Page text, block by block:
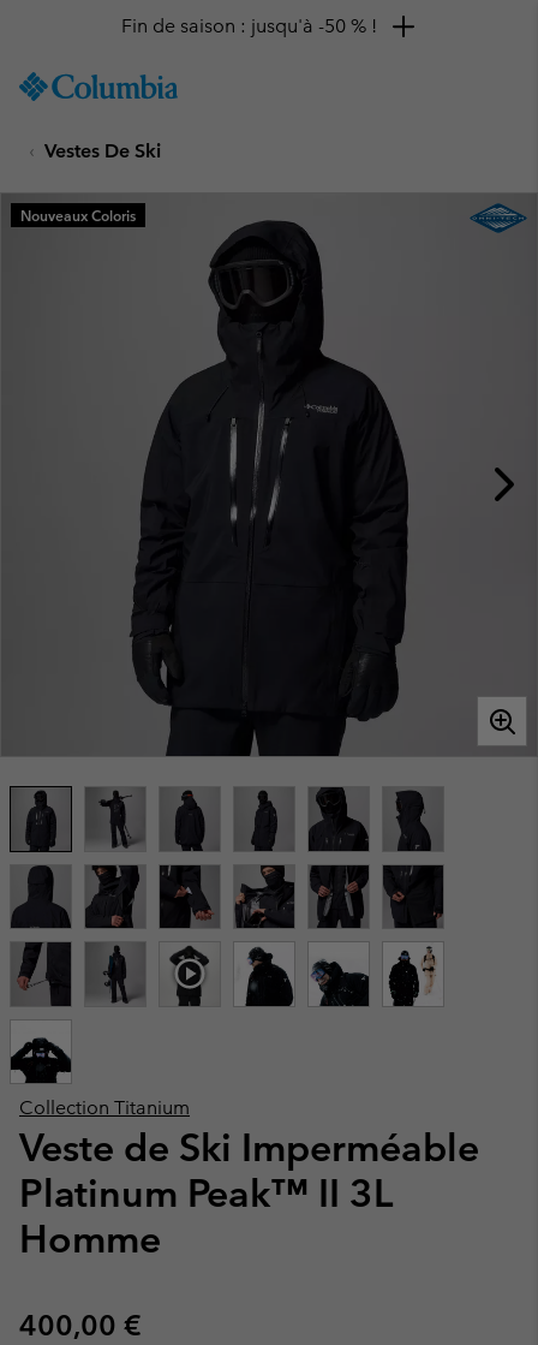
TO
SKIP
MAIN
NAV
Fin de saison : jusqu'à -50 % !
Vestes De Ski
Collection Titanium
Veste de Ski Imperméable
Platinum Peak™ II 3L
Homme
Regular price:
400,00 €
Nouveaux Coloris